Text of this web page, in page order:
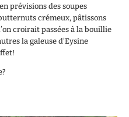
prévisions des soupes
crémeux, pâtissons
croirait passées à la bouillie
la galeuse d’Eysine